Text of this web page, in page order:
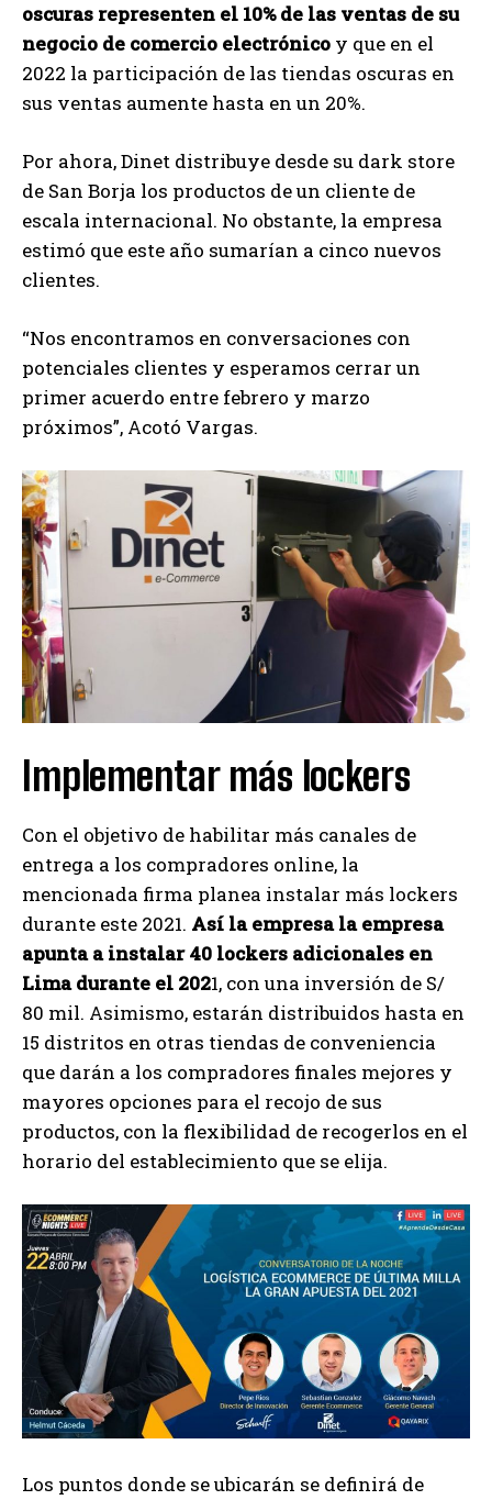
oscuras representen el 10% de las ventas de su
negocio de comercio electrónico y que en el
2022 la participación de las tiendas oscuras en
sus ventas aumente hasta en un 20%.
Por ahora, Dinet distribuye desde su dark store
de San Borja los productos de un cliente de
escala internacional. No obstante, la empresa
estimó que este año sumarían a cinco nuevos
clientes.
“Nos encontramos en conversaciones con
potenciales clientes y esperamos cerrar un
primer acuerdo entre febrero y marzo
próximos”, Acotó Vargas.
Implementar más lockers
Con el objetivo de habilitar más canales de
entrega a los compradores online, la
mencionada firma planea instalar más lockers
durante este 2021. Así la empresa la empresa
apunta a instalar 40 lockers adicionales en
Lima durante el 2021, con una inversión de S/
80 mil. Asimismo, estarán distribuidos hasta en
15 distritos en otras tiendas de conveniencia
que darán a los compradores finales mejores y
mayores opciones para el recojo de sus
productos, con la flexibilidad de recogerlos en el
horario del establecimiento que se elija.
Los puntos donde se ubicarán se definirá de